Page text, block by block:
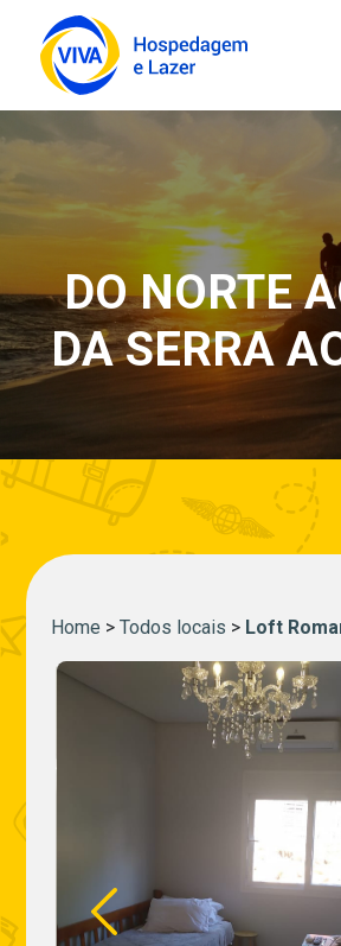
DO NORTE
DA SERRA
Home > Todos locais > Loft